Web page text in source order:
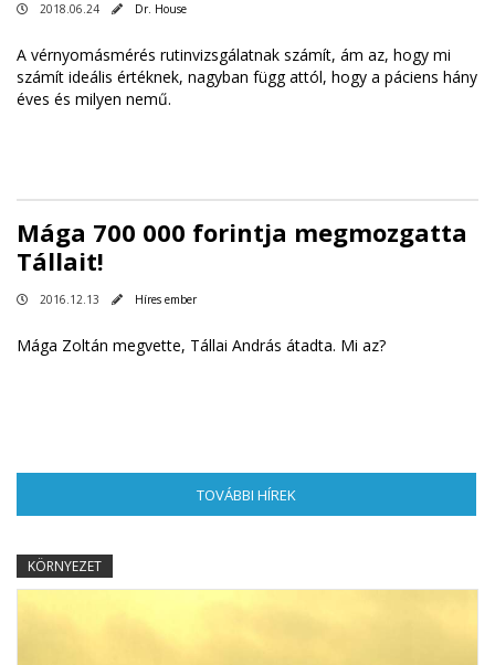
2018.06.24 Dr. House
A vérnyomásmérés rutinvizsgálatnak számít, ám az, hogy mi
számít ideális értéknek, nagyban függ attól, hogy a páciens hány
éves és milyen nemű.
Mága 700 000 forintja megmozgatta
Tállait!
2016.12.13 Híres ember
Mága Zoltán megvette, Tállai András átadta. Mi az?
TOVÁBBI HÍREK
KÖRNYEZET